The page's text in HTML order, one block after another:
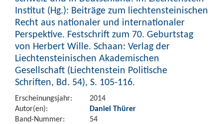
Institut (Hg.): Beiträge zum liechtensteinischen
Recht aus nationaler und internationaler
Perspektive. Festschrift zum 70. Geburtstag
von Herbert Wille. Schaan: Verlag der
Liechtensteinischen Akademischen
Gesellschaft (Liechtenstein Politische
Schriften, Bd. 54), S. 105-116.
Erscheinungsjahr:
2014
Autor(en):
Daniel Thürer
Band-Nummer:
54